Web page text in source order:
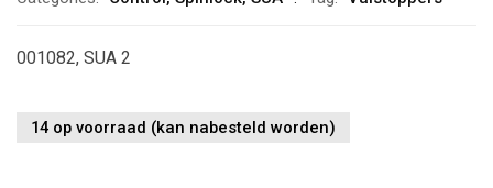
001082, SUA 2
14 op voorraad (kan nabesteld worden)